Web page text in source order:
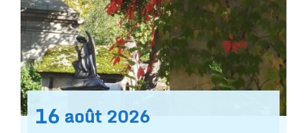
16 août 2026